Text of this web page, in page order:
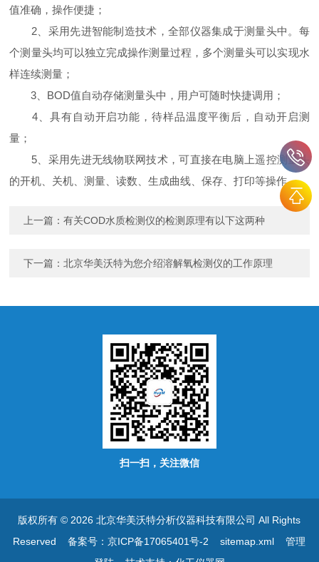
值准确，操作便捷；
2、采用先进智能制造技术，全部仪器集成于测量头中。每
个测量头均可以独立完成操作测量过程，多个测量头可以实现水
样连续测量；
3、BOD值自动存储测量头中，用户可随时快捷调用；
4、具有自动开启功能，待样品温度平衡后，自动开启测
量；
5、采用先进无线物联网技术，可直接在电脑上遥控测量头
的开机、关机、测量、读数、生成曲线、保存、打印等操作。
上一篇：有关COD水质检测仪的检测原理有以下这两种
下一篇：北京华美沃特为您介绍溶解氧检测仪的工作原理
扫一扫，关注微信
版权所有 © 2026 北京华美沃特分析仪器科技有限公司 All Rights
Reserved备案号：京ICP备17065401号-2 sitemap.xml
管理